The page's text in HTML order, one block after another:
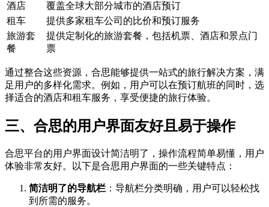
酒店
覆盖全球大部分城市的酒店预订
租车
提供多家租车公司的比价和预订服务
旅游套
餐
提供定制化的旅游套餐，包括机票、酒店和景点门
票
通过整合这些资源，合思能够提供一站式的旅行解决方案，满
足用户的多样化需求。例如，用户可以在预订航班的同时，选
择适合的酒店和租车服务，享受便捷的旅行体验。
三、合思的用户界面友好且易于操作
合思平台的用户界面设计简洁明了，操作流程简单易懂，用户
体验非常友好。以下是合思用户界面的一些关键特点：
简洁明了的导航栏 ：导航栏分类明确，用户可以轻松找
到所需的服务。